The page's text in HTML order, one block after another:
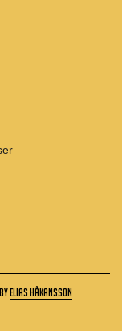
elias håkansson